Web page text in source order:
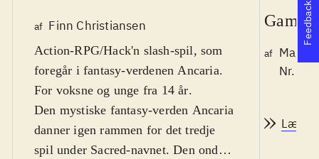
af Finn Christiansen
Action-RPG/Hack'n slash-spil, som
foregår i fantasy-verdenen Ancaria.
For voksne og unge fra 14 år.
Den mystiske fantasy-verden Ancaria
danner igen rammen for det tredje
spil under Sacred-navnet. Den onde
Game
af
Nr.
Læs
Feedback